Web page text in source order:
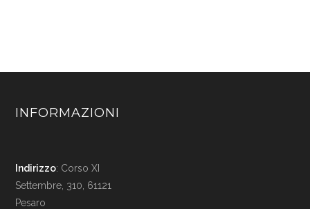
INFORMAZIONI
Indirizzo: Corso XI
Settembre, 310, 61121
Pesaro